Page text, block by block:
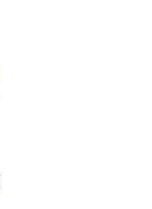
à la recharge rapide
de recharge